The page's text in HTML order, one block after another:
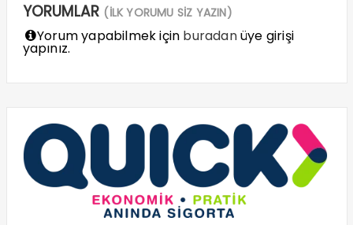
YORUMLAR (İLK YORUMU SİZ YAZIN)
Yorum yapabilmek için buradanüye girişi
yapınız.